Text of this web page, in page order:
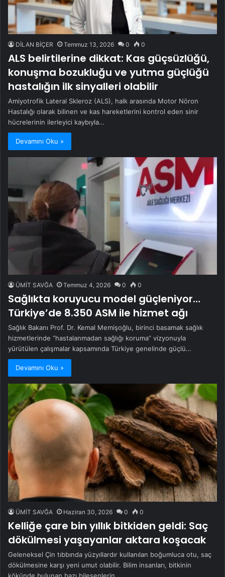
DİLAN BİÇER Temmuz 13, 2026 0 0
ALS belirtilerine dikkat: Kas güçsüzlüğü,
konuşma bozukluğu ve yutma güçlüğü
hastalığın ilk sinyalleri olabilir
Amiyotrofik Lateral Skleroz (ALS), halk arasında Motor Nöron
Hastalığı olarak bilinen ve kas hareketlerini kontrol eden sinir
hücrelerinin ilerleyici kaybıyla…
Devamını Oku »
ÜMİT SAVĞA Temmuz 4, 2026 0 0
Sağlıkta koruyucu model güçleniyor…
Türkiye’de 8.350 ASM ile hizmet ağı
Sağlık Bakanı Prof. Dr. Kemal Memişoğlu, birinci basamak sağlık
hizmetlerinde “hastalanmadan sağlığı koruma” vizyonuyla
yürütülen çalışmalar kapsamında Türkiye genelinde güçlü…
Devamını Oku »
ÜMİT SAVĞA Haziran 30, 2026 0 0
Kelliğe çare bin yıllık bitkiden geldi: Saç
dökülmesi yaşayanlar aktara koşacak
Geleneksel Çin tıbbında yüzyıllardır kullanılan boğumluca otu, saç
dökülmesine karşı yeni umut olabilir. Bilim insanları, bitkinin